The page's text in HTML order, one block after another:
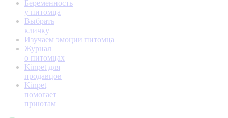
Беременность
у питомца
Выбрать
кличку
Изучаем эмоции питомца
Журнал
о питомцах
Kinpet для
продавцов
Kinpet
помогает
приютам